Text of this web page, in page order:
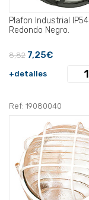
Plafon Industrial IP54
Redondo Negro.
8,82 7,25€
+detalles
Ref: 19080040